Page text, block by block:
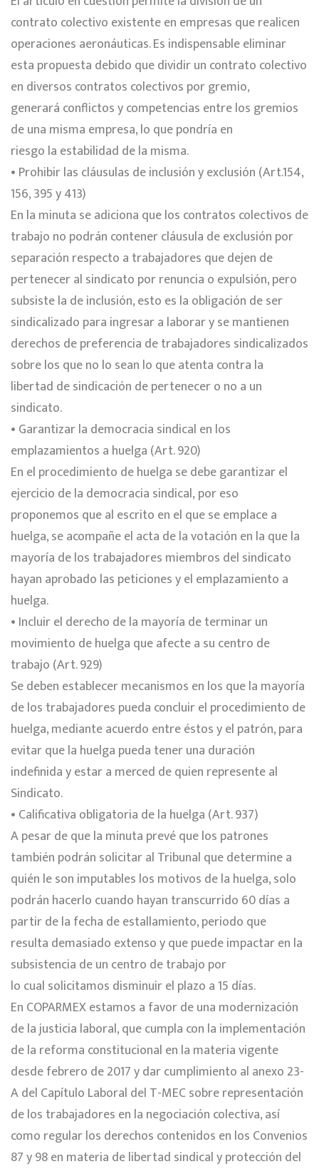
contrato colectivo existente en empresas que realicen
operaciones aeronáuticas. Es indispensable eliminar
esta propuesta debido que dividir un contrato colectivo
en diversos contratos colectivos por gremio,
generará conflictos y competencias entre los gremios
de una misma empresa, lo que pondría en
riesgo la estabilidad de la misma.
• Prohibir las cláusulas de inclusión y exclusión (Art.154,
156, 395 y 413)
En la minuta se adiciona que los contratos colectivos de
trabajo no podrán contener cláusula de exclusión por
separación respecto a trabajadores que dejen de
pertenecer al sindicato por renuncia o expulsión, pero
subsiste la de inclusión, esto es la obligación de ser
sindicalizado para ingresar a laborar y se mantienen
derechos de preferencia de trabajadores sindicalizados
sobre los que no lo sean lo que atenta contra la
libertad de sindicación de pertenecer o no a un
sindicato.
• Garantizar la democracia sindical en los
emplazamientos a huelga (Art. 920)
En el procedimiento de huelga se debe garantizar el
ejercicio de la democracia sindical, por eso
proponemos que al escrito en el que se emplace a
huelga, se acompañe el acta de la votación en la que la
mayoría de los trabajadores miembros del sindicato
hayan aprobado las peticiones y el emplazamiento a
huelga.
• Incluir el derecho de la mayoría de terminar un
movimiento de huelga que afecte a su centro de
trabajo (Art. 929)
Se deben establecer mecanismos en los que la mayoría
de los trabajadores pueda concluir el procedimiento de
huelga, mediante acuerdo entre éstos y el patrón, para
evitar que la huelga pueda tener una duración
indefinida y estar a merced de quien represente al
Sindicato.
• Calificativa obligatoria de la huelga (Art. 937)
A pesar de que la minuta prevé que los patrones
también podrán solicitar al Tribunal que determine a
quién le son imputables los motivos de la huelga, solo
podrán hacerlo cuando hayan transcurrido 60 días a
partir de la fecha de estallamiento, periodo que
resulta demasiado extenso y que puede impactar en la
subsistencia de un centro de trabajo por
lo cual solicitamos disminuir el plazo a 15 días.
En COPARMEX estamos a favor de una modernización
de la justicia laboral, que cumpla con la implementación
de la reforma constitucional en la materia vigente
desde febrero de 2017 y dar cumplimiento al anexo 23-
A del Capítulo Laboral del T-MEC sobre representación
de los trabajadores en la negociación colectiva, así
como regular los derechos contenidos en los Convenios
87 y 98 en materia de libertad sindical y protección del